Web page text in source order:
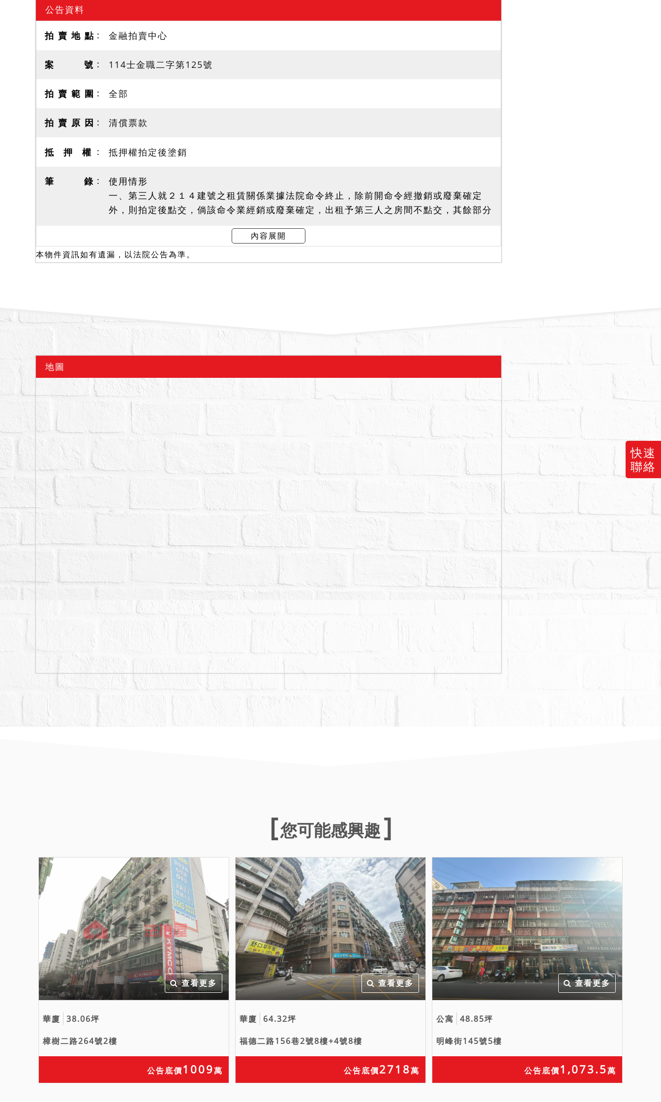
快速
聯絡
公告資料
拍 賣 地 點 金融拍賣中心
案 號 114士金職二字第125號
拍 賣 範 圍 全部
拍 賣 原 因 清償票款
抵 押 權 抵押權拍定後塗銷
筆 錄
使用情形
一、第三人就２１４建號之租賃關係業據法院命令終止，除前開命令經撤銷或廢棄確定
外，則拍定後點交，倘該命令業經銷或廢棄確定，出租予第三人之房間不點交，其餘部分
二、民國１１３年１２月１３日現場查封時，債務人在場稱房屋由債務人自行居住使用，
屋內房間有分租予第三人，租賃期間自１１３年９月起至１１８年９月止，前開租賃關係
業經法院１１４年１１月１２日核發終止租賃關係命令，尚未確定。惟現在實際情形如
一、以上不動產採分別標價，合併拍賣方式拍賣，請投標人分別出價，以總價最高者得
二、拍賣最低價額合計新台幣：貳佰貳拾參萬肆仟元。
四、抵押權登記拍定後塗銷。
五、投標人應自行查明債務人有無積欠管理費，並注意拍定後民法第８２６條之１第３項
規定之適用問題。
內容展開
本物件資訊如有遺漏，以法院公告為準。
地圖
您可能感興趣
查看更多
華廈 38.06坪
樟樹二路264號2樓
公告底價1009萬
查看更多
華廈 64.32坪
福德二路156巷2號8樓+4號8樓
公告底價2718萬
查看更多
公寓 48.85坪
明峰街145號5樓
公告底價1,073.5萬